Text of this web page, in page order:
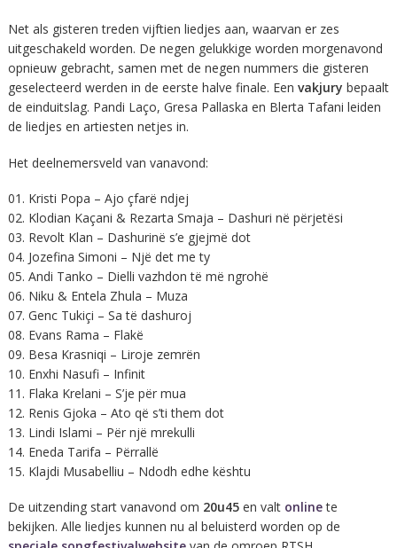
Net als gisteren treden vijftien liedjes aan, waarvan er zes
uitgeschakeld worden. De negen gelukkige worden morgenavond
opnieuw gebracht, samen met de negen nummers die gisteren
geselecteerd werden in de eerste halve finale. Een vakjury bepaalt
de einduitslag. Pandi Laço, Gresa Pallaska en Blerta Tafani leiden
de liedjes en artiesten netjes in.
Het deelnemersveld van vanavond:
01. Kristi Popa – Ajo çfarë ndjej
02. Klodian Kaçani & Rezarta Smaja – Dashuri në përjetësi
03. Revolt Klan – Dashurinë s’e gjejmë dot
04. Jozefina Simoni – Një det me ty
05. Andi Tanko – Dielli vazhdon të më ngrohë
06. Niku & Entela Zhula – Muza
07. Genc Tukiçi – Sa të dashuroj
08. Evans Rama – Flakë
09. Besa Krasniqi – Liroje zemrën
10. Enxhi Nasufi – Infinit
11. Flaka Krelani – S’je për mua
12. Renis Gjoka – Ato që s’ti them dot
13. Lindi Islami – Për një mrekulli
14. Eneda Tarifa – Përrallë
15. Klajdi Musabelliu – Ndodh edhe kështu
De uitzending start vanavond om 20u45en valt onlinete
bekijken. Alle liedjes kunnen nu al beluisterd worden op de